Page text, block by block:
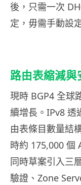
後，只需一次
定，毋需手動設
路由表縮減與
現時 BGP4 全球
續增長。IPv8 透
由表條目數量結
時約 175,000 個
同時草案引入三
驗證、Zone